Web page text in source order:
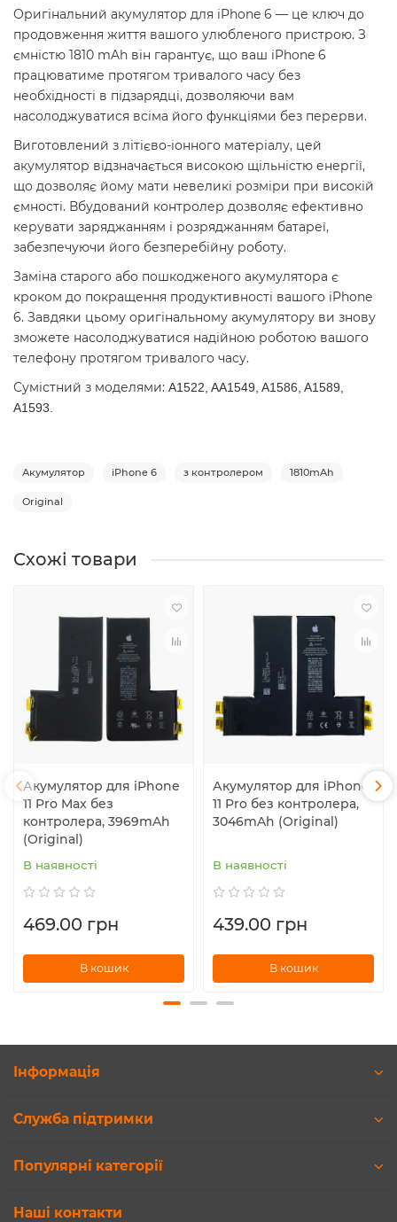
Оригінальний акумулятор для iPhone 6 — це ключ до
продовження життя вашого улюбленого пристрою. З
ємністю 1810 mAh він гарантує, що ваш iPhone 6
працюватиме протягом тривалого часу без
необхідності в підзарядці, дозволяючи вам
насолоджуватися всіма його функціями без перерви.
Виготовлений ​​з літієво-іонного матеріалу, цей
акумулятор відзначається високою щільністю енергії,
що дозволяє йому мати невеликі розміри при високій
ємності. Вбудований контролер дозволяє ефективно
керувати заряджанням і розряджанням батареї,
забезпечуючи його безперебійну роботу.
Заміна старого або пошкодженого акумулятора є
кроком до покращення продуктивності вашого iPhone
6. Завдяки цьому оригінальному акумулятору ви знову
зможете насолоджуватися надійною роботою вашого
телефону протягом тривалого часу.
Сумістний з моделями: A1522, AA1549, A1586, A1589,
A1593.
Акумулятор iPhone 6 з контролером 1810mAh
Original
Схожі товари
Акумулятор для iPhone
11 Pro Max без
контролера, 3969mAh
(Original)
В наявності
469.00 грн
В кошик
Акумулятор для iPhone
11 Pro без контролера,
3046mAh (Original)
В наявності
439.00 грн
В кошик
Інформація
Служба підтримки
Популярні категорії
Наші контакти